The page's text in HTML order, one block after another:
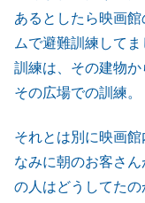
あるとしたら映画
ムで避難訓練して
訓練は、その建物か
その広場での訓練。
それとは別に映画
なみに朝のお客さ
の人はどうしてた